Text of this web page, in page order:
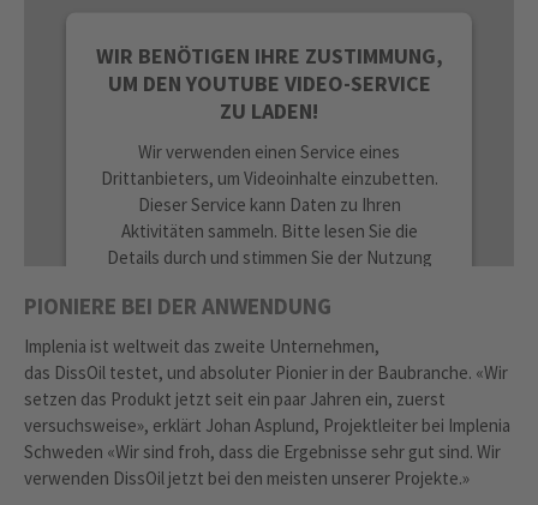
WIR BENÖTIGEN IHRE ZUSTIMMUNG,
UM DEN YOUTUBE VIDEO-SERVICE
ZU LADEN!
Wir verwenden einen Service eines
Drittanbieters, um Videoinhalte einzubetten.
Dieser Service kann Daten zu Ihren
Aktivitäten sammeln. Bitte lesen Sie die
Details durch und stimmen Sie der Nutzung
MEHR INFORMATIONEN
AKZEPTIEREN
powered byUsercentrics Consent
Management Platform
PIONIERE BEI DER ANWENDUNG
Implenia ist weltweit das zweite Unternehmen,
das DissOil testet, und absoluter Pionier in der Baubranche. «Wir
setzen das Produkt jetzt seit ein paar Jahren ein, zuerst
versuchsweise», erklärt Johan Asplund, Projektleiter bei Implenia
Schweden «Wir sind froh, dass die Ergebnisse sehr gut sind. Wir
verwenden DissOil jetzt bei den meisten unserer Projekte.»